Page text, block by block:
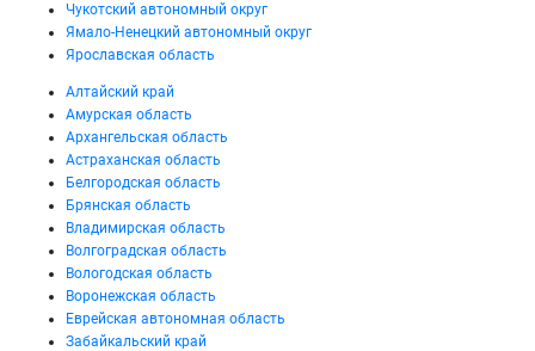
Чукотский автономный округ
Ямало-Ненецкий автономный округ
Ярославская область
Алтайский край
Амурская область
Архангельская область
Астраханская область
Белгородская область
Брянская область
Владимирская область
Волгоградская область
Вологодская область
Воронежская область
Еврейская автономная область
Забайкальский край